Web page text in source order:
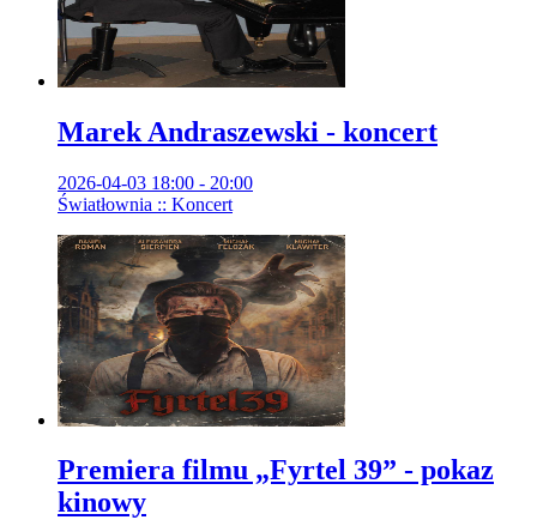
Marek Andraszewski - koncert
2026-04-03 18:00 - 20:00
Światłownia :: Koncert
Premiera filmu „Fyrtel 39” - pokaz
kinowy